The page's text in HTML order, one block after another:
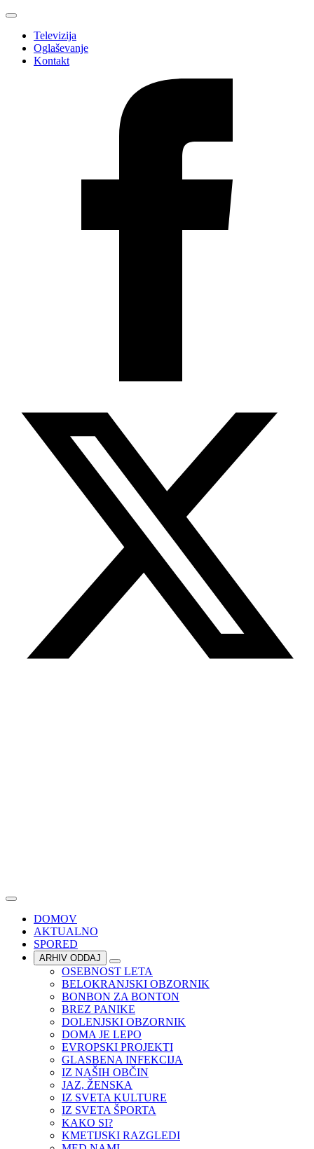
Televizija
Oglaševanje
Kontakt
DOMOV
AKTUALNO
SPORED
ARHIV ODDAJ
OSEBNOST LETA
BELOKRANJSKI OBZORNIK
BONBON ZA BONTON
BREZ PANIKE
DOLENJSKI OBZORNIK
DOMA JE LEPO
EVROPSKI PROJEKTI
GLASBENA INFEKCIJA
IZ NAŠIH OBČIN
JAZ, ŽENSKA
IZ SVETA KULTURE
IZ SVETA ŠPORTA
KAKO SI?
KMETIJSKI RAZGLEDI